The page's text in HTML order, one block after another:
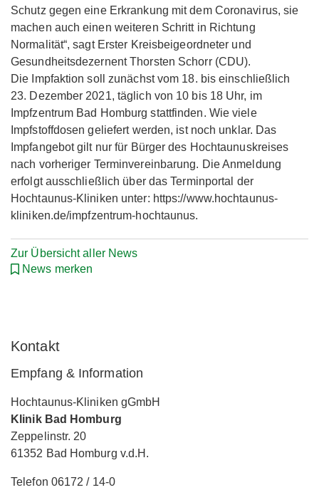
Schutz gegen eine Erkrankung mit dem Coronavirus, sie
machen auch einen weiteren Schritt in Richtung
Normalität“, sagt Erster Kreisbeigeordneter und
Gesundheitsdezernent Thorsten Schorr (CDU).
Die Impfaktion soll zunächst vom 18. bis einschließlich
23. Dezember 2021, täglich von 10 bis 18 Uhr, im
Impfzentrum Bad Homburg stattfinden. Wie viele
Impfstoffdosen geliefert werden, ist noch unklar. Das
Impfangebot gilt nur für Bürger des Hochtaunuskreises
nach vorheriger Terminvereinbarung. Die Anmeldung
erfolgt ausschließlich über das Terminportal der
Hochtaunus-Kliniken unter: https://www.hochtaunus-
kliniken.de/impfzentrum-hochtaunus.
Zur Übersicht aller News
News merken
Kontakt
Empfang & Information
Hochtaunus-Kliniken gGmbH
Klinik Bad Homburg
Zeppelinstr. 20
61352 Bad Homburg v.d.H.
Telefon 06172 / 14-0